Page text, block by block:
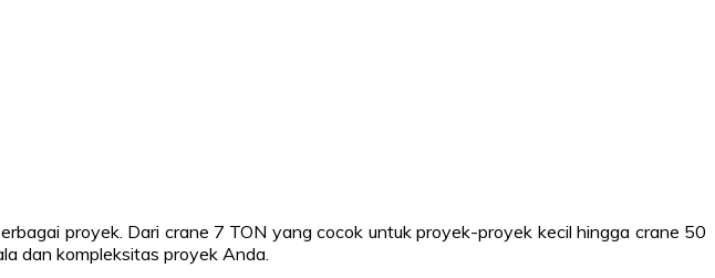
proyek. Dari crane 7 TON yang cocok untuk proyek-proyek kecil hingga crane 50
dan kompleksitas proyek Anda.